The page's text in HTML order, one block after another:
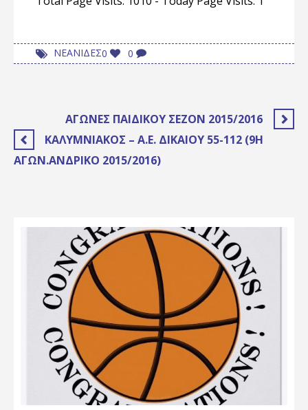
0
0
ΝΕΑΝΙΔΕΣ
ΑΓΏΝΕΣ ΠΑΙΔΙΚΟΎ ΣΕΖΌΝ 2015/2016
ΚΑΛΥΜΝΙΑΚΌΣ – Α.Ε. ΔΙΚΑΊΟΥ 55-112 (9Η
ΑΓΩΝ.ΑΝΔΡΙΚΌ 2015/2016)